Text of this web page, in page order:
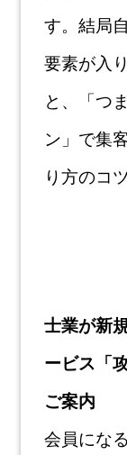
す。結局
要素が入
と、「つ
ン」で集
り方のコ
士業が新
ービス「
ご案内
会員にな